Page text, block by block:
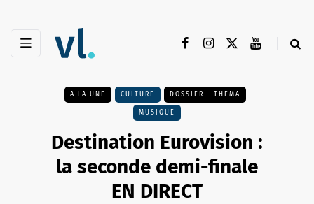
A LA UNE CULTURE DOSSIER - THEMA
MUSIQUE
Destination Eurovision :
la seconde demi-finale
EN DIRECT